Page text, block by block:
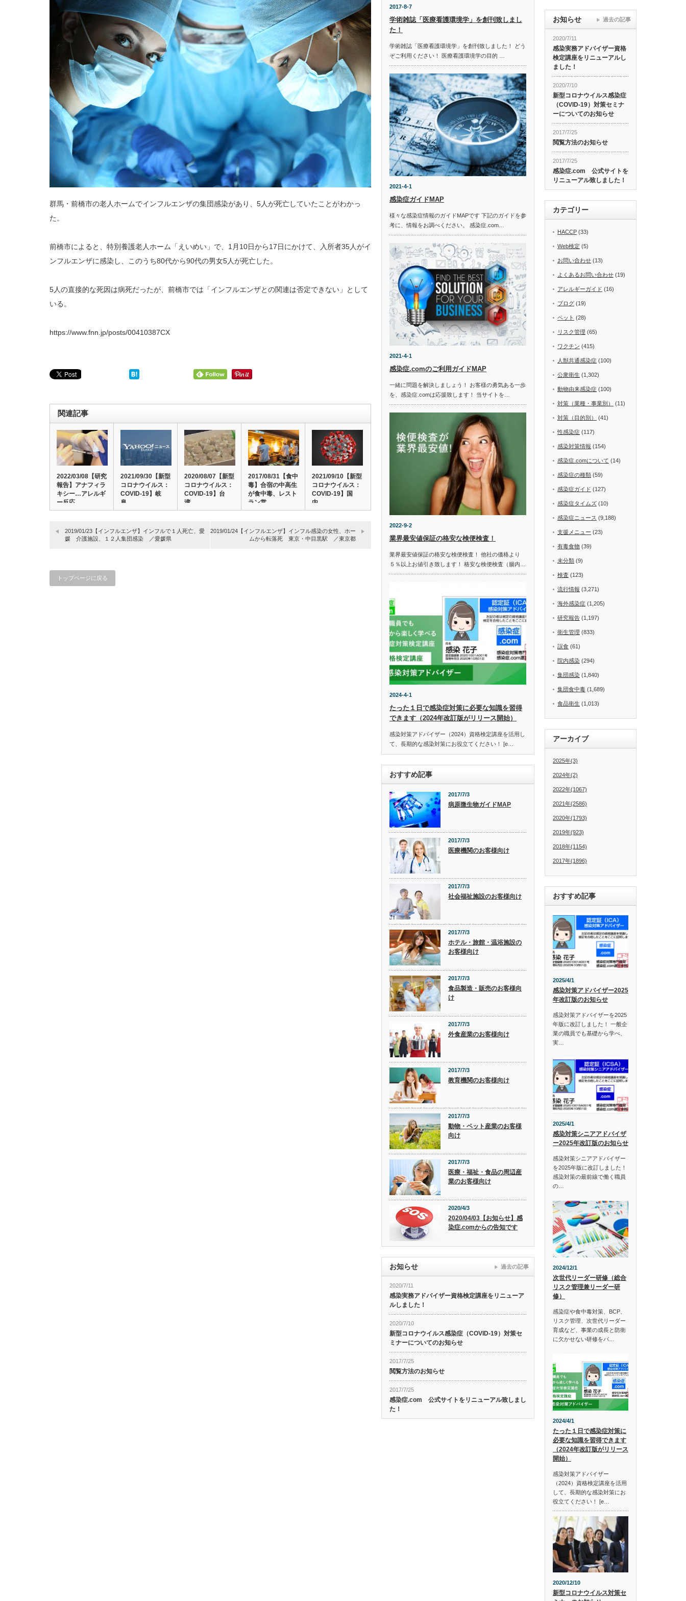
群馬・前橋市の老人ホームでインフルエンザの集団感染があり、5人が死亡していたことがわかっ
た。
前橋市によると、特別養護老人ホーム「えいめい」で、1月10日から17日にかけて、入所者35人がイ
ンフルエンザに感染し、このうち80代から90代の男女5人が死亡した。
5人の直接的な死因は病死だったが、前橋市では「インフルエンザとの関連は否定できない」として
いる。
https://www.fnn.jp/posts/00410387CX
関連記事
2022/03/08【研究
報告】アナフィラ
キシー…アレルギ
ー反応…
2021/09/30【新型
コロナウイルス：
COVID-19】岐
阜…
2020/08/07【新型
コロナウイルス：
COVID-19】台
湾…
2017/08/31【食中
毒】合宿の中高生
が食中毒、レスト
ラン営…
2021/09/10【新型
コロナウイルス：
COVID-19】国
内…
2019/01/23【インフルエンザ】インフルで１人死亡、愛
媛 介護施設、１２人集団感染 ／愛媛県
2019/01/24【インフルエンザ】インフル感染の女性、ホー
ムから転落死 東京・中目黒駅 ／東京都
トップページに戻る
2017-8-7
学術雑誌「医療看護環境学」を創刊致しまし
た！
学術雑誌「医療看護環境学」を創刊致しました！ どう
ぞご利用ください！ 医療看護環境学の目的 …
2021-4-1
感染症ガイドMAP
様々な感染症情報のガイドMAPです 下記のガイドを参
考に、情報をお調べください。 感染症.com…
2021-4-1
感染症.comのご利用ガイドMAP
一緒に問題を解決しましょう！ お客様の勇気ある一歩
を、感染症.comは応援致します！ 当サイトを…
2022-9-2
業界最安値保証の格安な検便検査！
業界最安値保証の格安な検便検査！ 他社の価格より
５％以上お値引き致します！ 格安な検便検査（腸内…
2024-4-1
たった１日で感染症対策に必要な知識を習得
できます（2024年改訂版がリリース開始）
感染対策アドバイザー（2024）資格検定講座を活用し
て、長期的な感染対策にお役立てください！ [e…
おすすめ記事
2017/7/3
病原微生物ガイドMAP
2017/7/3
医療機関のお客様向け
2017/7/3
社会福祉施設のお客様向け
2017/7/3
ホテル・旅館・温浴施設の
お客様向け
2017/7/3
食品製造・販売のお客様向
け
2017/7/3
外食産業のお客様向け
2017/7/3
教育機関のお客様向け
2017/7/3
動物・ペット産業のお客様
向け
2017/7/3
医療・福祉・食品の周辺産
業のお客様向け
2020/4/3
2020/04/03【お知らせ】感
染症.comからの告知です
お知らせ
2020/7/11
感染実務アドバイザー資格検定講座をリニューア
ルしました！
2020/7/10
新型コロナウイルス感染症（COVID-19）対策セ
ミナーについてのお知らせ
2017/7/25
閲覧方法のお知らせ
2017/7/25
感染症.com 公式サイトをリニューアル致しまし
た！
過去の記事
お知らせ
2020/7/11
感染実務アドバイザー資格
検定講座をリニューアルし
ました！
2020/7/10
新型コロナウイルス感染症
（COVID-19）対策セミナ
ーについてのお知らせ
2017/7/25
閲覧方法のお知らせ
2017/7/25
感染症.com 公式サイトを
リニューアル致しました！
過去の記事
カテゴリー
HACCP (33)
Web検定 (5)
お問い合わせ (13)
よくあるお問い合わせ (19)
アレルギーガイド (16)
ブログ (19)
ペット (28)
リスク管理 (65)
ワクチン (415)
人獣共通感染症 (100)
公衆衛生 (1,302)
動物由来感染症 (100)
対策（業種・事業別） (11)
対策（目的別） (41)
性感染症 (117)
感染対策情報 (154)
感染症.comについて (14)
感染症の種類 (59)
感染症ガイド (127)
感染症タイムズ (10)
感染症ニュース (9,188)
支援メニュー (23)
有毒食物 (39)
未分類 (9)
検査 (123)
流行情報 (3,271)
海外感染症 (1,205)
研究報告 (1,197)
衛生管理 (833)
誤食 (61)
院内感染 (294)
集団感染 (1,840)
集団食中毒 (1,689)
食品衛生 (1,013)
アーカイブ
2025年(3)
2024年(2)
2022年(1067)
2021年(2586)
2020年(1793)
2019年(923)
2018年(1154)
2017年(1896)
おすすめ記事
2025/4/1
感染対策アドバイザー2025
年改訂版のお知らせ
感染対策アドバイザーを2025
年版に改訂しました！ 一般企
業の職員でも基礎から学べ、
実…
2025/4/1
感染対策シニアアドバイザ
ー2025年改訂版のお知らせ
感染対策シニアアドバイザー
を2025年版に改訂しました！
感染対策の最前線で働く職員
の…
2024/12/1
次世代リーダー研修（総合
リスク管理兼リーダー研
修）
感染症や食中毒対策、BCP、
リスク管理、次世代リーダー
育成など、事業の成長と防衛
に欠かせない研修をパ…
2024/4/1
たった１日で感染症対策に
必要な知識を習得できます
（2024年改訂版がリリース
開始）
感染対策アドバイザー
（2024）資格検定講座を活用
して、長期的な感染対策にお
役立てください！ [e…
2020/12/10
新型コロナウイルス対策セ